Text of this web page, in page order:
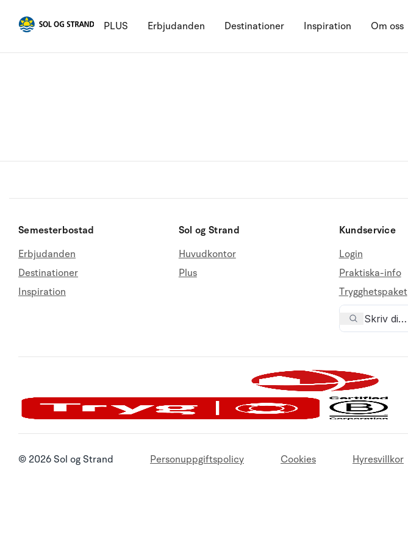
PLUS Erbjudanden Destinationer Inspiration Om oss
Semesterbostad
Erbjudanden
Destinationer
Inspiration
Sol og Strand
Huvudkontor
Plus
Kundservice
Login
Praktiska-info
Trygghetspaket
© 2026 Sol og Strand Personuppgiftspolicy Cookies Hyresvillkor